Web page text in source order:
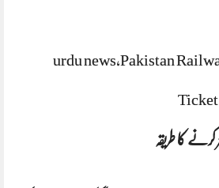
urdu news,Pakistan
Ticket
کا طریقہ